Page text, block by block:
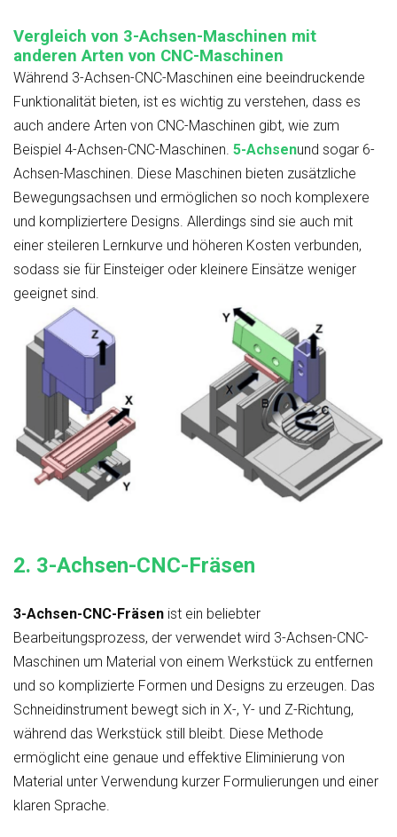
Vergleich von 3-Achsen-Maschinen mit
anderen Arten von CNC-Maschinen
Während 3-Achsen-CNC-Maschinen eine beeindruckende
Funktionalität bieten, ist es wichtig zu verstehen, dass es
auch andere Arten von CNC-Maschinen gibt, wie zum
Beispiel 4-Achsen-CNC-Maschinen. 5-Achsenund sogar 6-
Achsen-Maschinen. Diese Maschinen bieten zusätzliche
Bewegungsachsen und ermöglichen so noch komplexere
und kompliziertere Designs. Allerdings sind sie auch mit
einer steileren Lernkurve und höheren Kosten verbunden,
sodass sie für Einsteiger oder kleinere Einsätze weniger
geeignet sind.
2. 3-Achsen-CNC-Fräsen
3-Achsen-CNC-Fräsen ist ein beliebter
Bearbeitungsprozess, der verwendet wird 3-Achsen-CNC-
Maschinen um Material von einem Werkstück zu entfernen
und so komplizierte Formen und Designs zu erzeugen. Das
Schneidinstrument bewegt sich in X-, Y- und Z-Richtung,
während das Werkstück still bleibt. Diese Methode
ermöglicht eine genaue und effektive Eliminierung von
Material unter Verwendung kurzer Formulierungen und einer
klaren Sprache.